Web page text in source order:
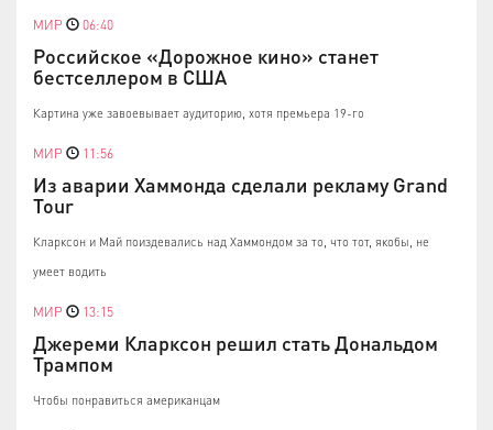
МИР 06:40
Российское «Дорожное кино» станет
бестселлером в США
Картина уже завоевывает аудиторию, хотя премьера 19-го
МИР 11:56
Из аварии Хаммонда сделали рекламу Grand
Tour
Кларксон и Май поиздевались над Хаммондом за то, что тот, якобы, не
умеет водить
МИР 13:15
Джереми Кларксон решил стать Дональдом
Трампом
Чтобы понравиться американцам